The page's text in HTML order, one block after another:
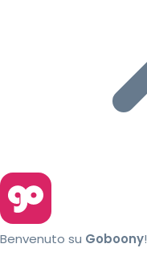
Benvenuto su Goboony!